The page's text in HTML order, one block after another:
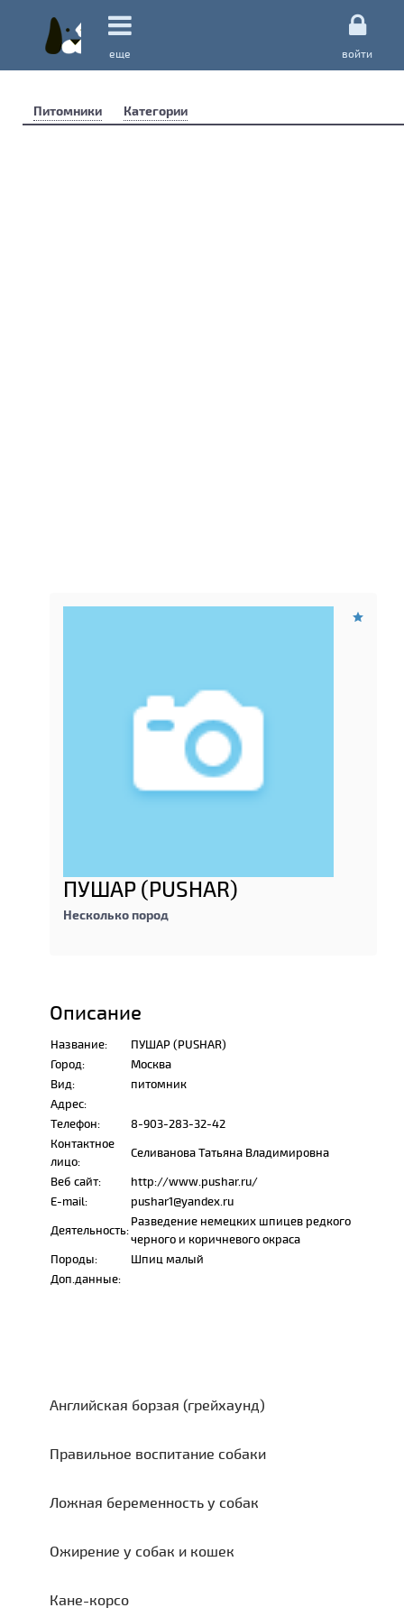
еще войти
Питомники Категории
ПУШАР (PUSHAR)
Несколько пород
Описание
Название:
ПУШАР (PUSHAR)
Город:
Москва
Вид:
питомник
Адрес:
Телефон:
8-903-283-32-42
Контактное
лицо:
Селиванова Татьяна Владимировна
Веб сайт:
http://www.pushar.ru/
E-mail:
pushar1@yandex.ru
Деятельность:
Разведение немецких шпицев редкого
черного и коричневого окраса
Породы:
Шпиц малый
Доп.данные:
Английская борзая (грейхаунд)
Правильное воспитание собаки
Ложная беременность у собак
Ожирение у собак и кошек
Кане-корсо